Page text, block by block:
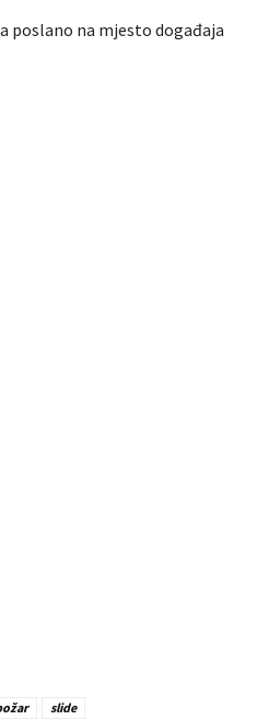
poslano na mjesto događaja
slide